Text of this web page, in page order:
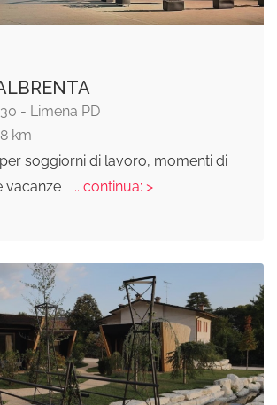
- Limena PD
km
soggiorni di lavoro, momenti di
vacanze
... continua: >